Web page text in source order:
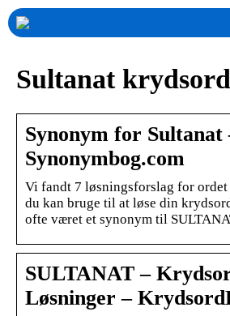
Sultanat krydsord
Synonym for Sultanat
Synonymbog.com
Vi fandt 7 løsningsforslag for ordet
du kan bruge til at løse din
ofte været et synonym til
SULTANAT –
Løsninger –